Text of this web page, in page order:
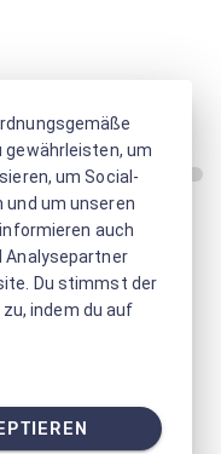
gewährleisten, um
um Social-
und um unseren
auch
Analysepartner
Du stimmst der
indem du auf